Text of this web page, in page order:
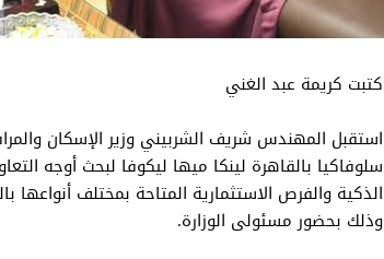
كتبت كريمة عبد الغني
استقبل المهندس شريف الشربيني وزير الإسكان
سلوفاكيا بالقاهرة لينكا ميها ليكوفا لبحث أوجه
الذكية والفرص الاستثمارية المتاحة بمختلف أنواعها
وذلك بحضور مسئولى الوزارة.